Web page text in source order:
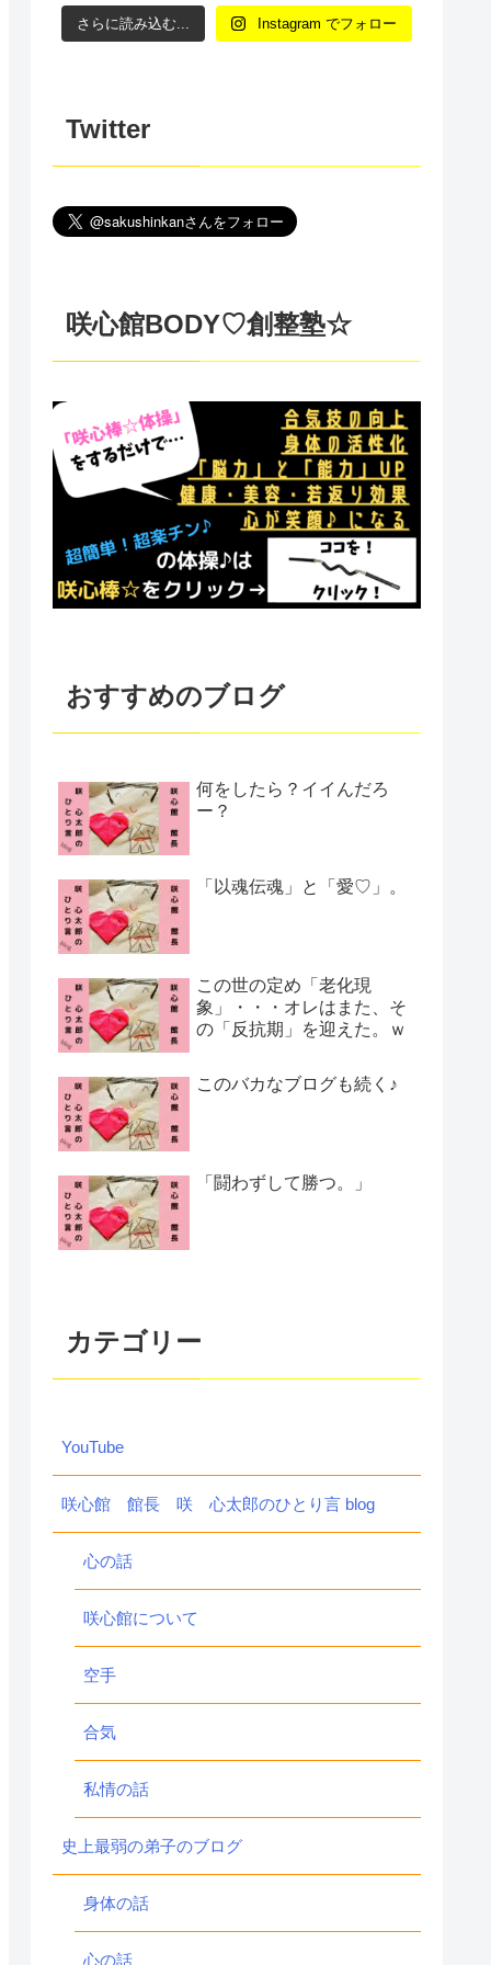
さらに読み込む... Instagram でフォロー
Twitter
咲心館BODY♡創整塾☆
おすすめのブログ
何をしたら？イイんだろ
ー？
「以魂伝魂」と「愛♡」。
この世の定め「老化現
象」・・・オレはまた、そ
の「反抗期」を迎えた。ｗ
このバカなブログも続く♪
「闘わずして勝つ。」
カテゴリー
YouTube
咲心館 館長 咲 心太郎のひとり言 blog
心の話
咲心館について
空手
合気
私情の話
史上最弱の弟子のブログ
身体の話
心の話